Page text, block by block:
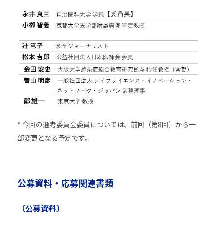
* 今回の選考委員会委員については、前回（第8回）から一
部変更となる予定です。
公募資料・応募関連書類
〔公募資料〕